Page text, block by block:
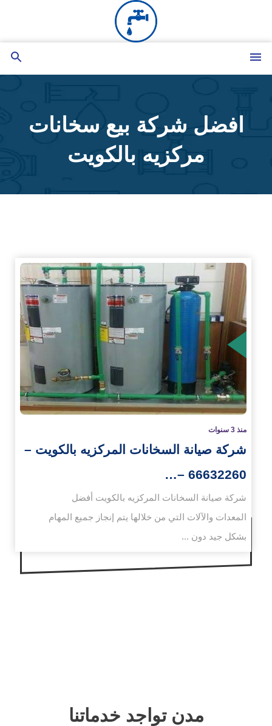
المحتوى
افضل شركة بيع سخانات
مركزيه بالكويت
منذ 3 سنوات
شركة صيانة السخانات المركزيه بالكويت –
66632260 –…
شركة صيانة السخانات المركزيه بالكويت أفضل
المعدات والآلات التي من خلالها يتم إنجاز جميع المهام
بشكل جيد دون ...
مدن تواجد خدماتنا